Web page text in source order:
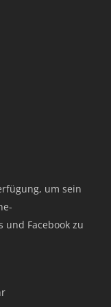
um sein
und Facebook zu